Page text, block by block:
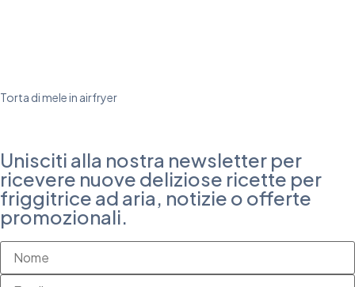
Torta di mele in airfryer
Unisciti alla nostra newsletter per
ricevere nuove deliziose ricette per
friggitrice ad aria, notizie o offerte
promozionali.